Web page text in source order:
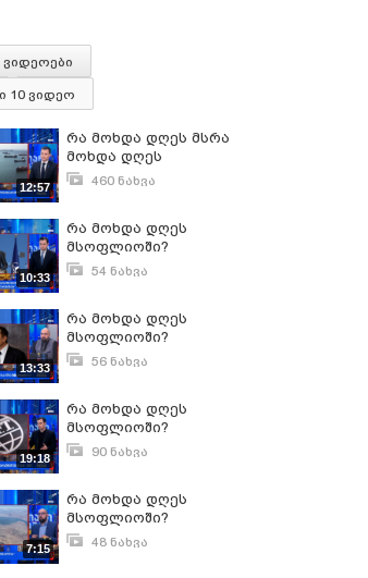
ვიდეოები
10 ვიდეო
12:57
რა მოხდა დღეს მსრა
მოხდა დღეს
მსოფლიოში?ოფლიოში?
460 ნახვა
10:33
რა მოხდა დღეს
მსოფლიოში?
54 ნახვა
13:33
რა მოხდა დღეს
მსოფლიოში?
56 ნახვა
19:18
რა მოხდა დღეს
მსოფლიოში?
90 ნახვა
7:15
რა მოხდა დღეს
მსოფლიოში?
48 ნახვა